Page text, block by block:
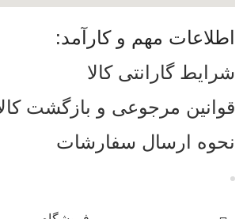
اطلاعات مهم و کارآمد:
شرایط گارانتی کالا
قوانین مرجوعی و بازگشت
نحوه ارسال سفارشات